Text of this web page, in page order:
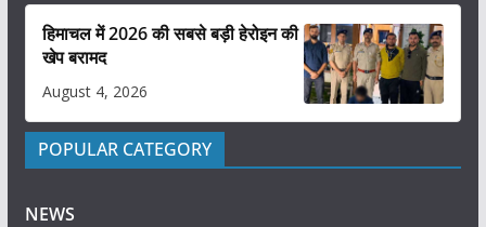
हिमाचल में 2026 की सबसे बड़ी हेरोइन की
खेप बरामद
August 4, 2026
POPULAR CATEGORY
NEWS